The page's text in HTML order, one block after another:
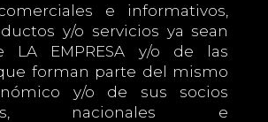
e informativos,
y/o servicios ya sean
LA EMPRESA y/o de las
forman parte del mismo
y/o de sus socios
nacionales e